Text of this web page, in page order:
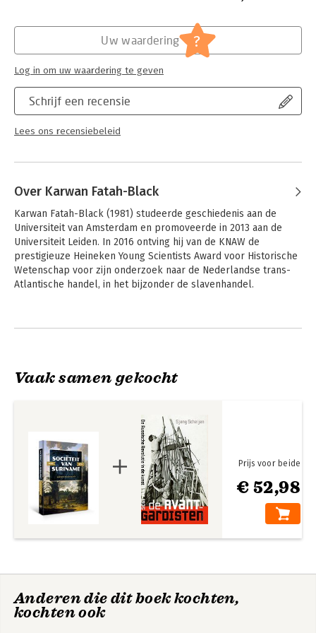
Schrijf een recensie
Lees ons recensiebeleid
Uw waardering ?
Log in om uw waardering te geven
Over Karwan Fatah-Black
Karwan Fatah-Black (1981) studeerde geschiedenis aan de
Universiteit van Amsterdam en promoveerde in 2013 aan de
Universiteit Leiden. In 2016 ontving hij van de KNAW de
prestigieuze Heineken Young Scientists Award voor Historische
Wetenschap voor zijn onderzoek naar de Nederlandse trans-
Atlantische handel, in het bijzonder de slavenhandel.
Andere boeken door Karwan Fatah-
Eigendomsstrijd
Ooggetuigen van
slavernij
Vaak samen gekocht
€ 52,98
Prijs voor beide
Anderen die dit boek kochten,
kochten ook